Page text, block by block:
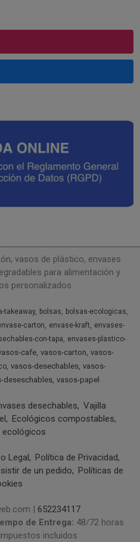
vasos de plástico, envases
para alimentación y
personalizados.
takeaway bolsas
bolsas-ecologicas
carton envase-kraft
envases-
con-tapa
envases-plastico-
cafe vasos-carton vasos-
vasos-desechables vasos-
deseschables vasos-papel
desechables
Vajilla
Ecológicos compostables
ecológicos
Legal
Política de Privacidad
de un pedido
Políticas de
| 652234117
de Entrega: 48/72 horas
incluidos